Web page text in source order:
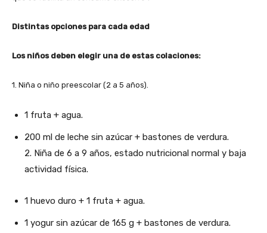
Distintas opciones para cada edad
Los niños deben elegir una de estas colaciones:
1. Niña o niño preescolar (2 a 5 años).
1 fruta + agua.
200 ml de leche sin azúcar + bastones de verdura.
2. Niña de 6 a 9 años, estado nutricional normal y baja
actividad física.
1 huevo duro + 1 fruta + agua.
1 yogur sin azúcar de 165 g + bastones de verdura.